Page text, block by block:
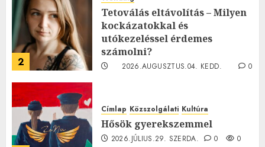
2
Tetoválás eltávolítás – Milyen
kockázatokkal és
utókezeléssel érdemes
számolni?
2026.AUGUSZTUS.04. KEDD.
0
Címlap Közszolgálati Kultúra
Hősök gyerekszemmel
2026.JÚLIUS.29. SZERDA. 0 0